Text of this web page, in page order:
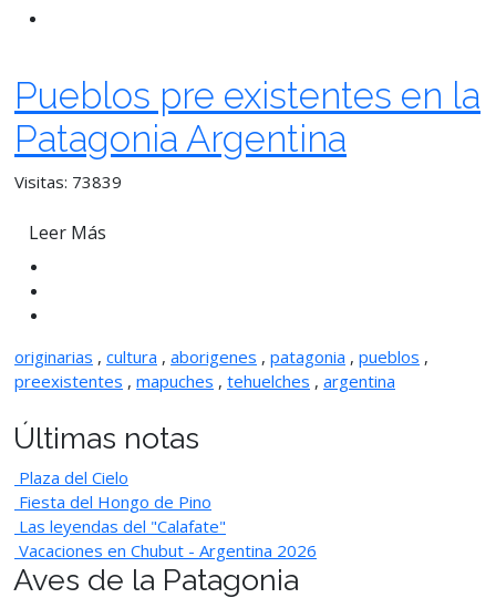
Pueblos pre existentes en la
Patagonia Argentina
Visitas: 73839
Leer Más
originarias , cultura , aborigenes , patagonia , pueblos ,
preexistentes , mapuches , tehuelches , argentina
Últimas notas
Plaza del Cielo
Fiesta del Hongo de Pino
Las leyendas del "Calafate"
Vacaciones en Chubut - Argentina 2026
Aves de la Patagonia